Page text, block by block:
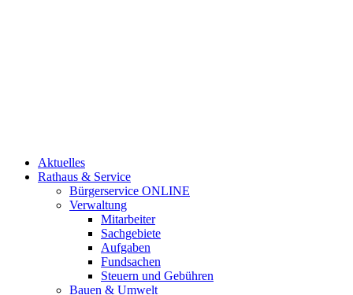
Aktuelles
Rathaus & Service
Bürgerservice ONLINE
Verwaltung
Mitarbeiter
Sachgebiete
Aufgaben
Fundsachen
Steuern und Gebühren
Bauen & Umwelt